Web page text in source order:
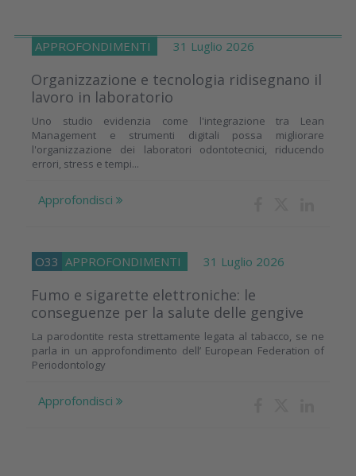
APPROFONDIMENTI 31 Luglio 2026
Organizzazione e tecnologia ridisegnano il
lavoro in laboratorio
Uno studio evidenzia come l'integrazione tra Lean
Management e strumenti digitali possa migliorare
l'organizzazione dei laboratori odontotecnici, riducendo
errori, stress e tempi...
Approfondisci
O33 APPROFONDIMENTI 31 Luglio 2026
Fumo e sigarette elettroniche: le
conseguenze per la salute delle gengive
La parodontite resta strettamente legata al tabacco, se ne
parla in un approfondimento dell’ European Federation of
Periodontology
Approfondisci